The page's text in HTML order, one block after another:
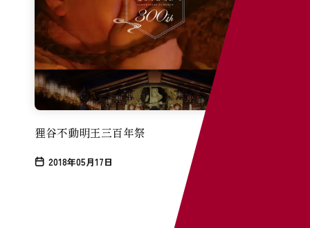
狸谷不動明王三百年祭
2018年05月17日